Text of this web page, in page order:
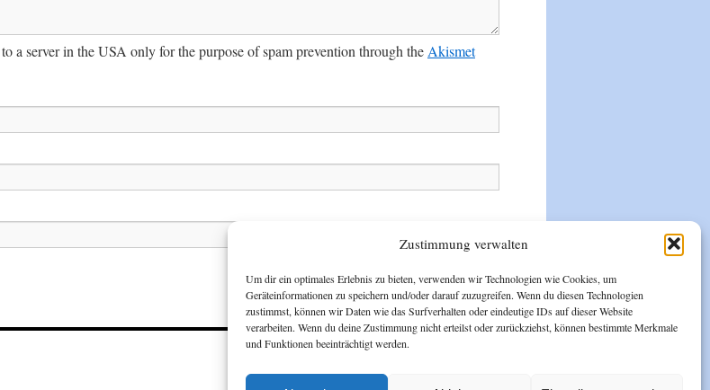
Zustimmung verwalten
Um dir ein optimales Erlebnis zu bieten, verwenden wir Technologien wie Cookies, um
Geräteinformationen zu speichern und/oder darauf zuzugreifen. Wenn du diesen Technologien
zustimmst, können wir Daten wie das Surfverhalten oder eindeutige IDs auf dieser Website
verarbeiten. Wenn du deine Zustimmung nicht erteilst oder zurückziehst, können bestimmte Merkmale
und Funktionen beeinträchtigt werden.
a server in the USA only for the purpose of spam prevention through the Akismet
Bootscamp Mirow
Vor dem Forsthof